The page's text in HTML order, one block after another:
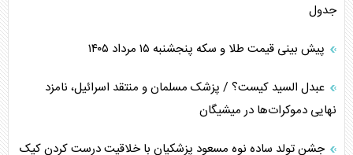
جدول
پیش بینی قیمت طلا و سکه پنجشنبه ۱۵ مرداد ۱۴۰۵
عبدل السید کیست؟ / پزشک مسلمان و منتقد اسرائیل، نامزد
نهایی دموکرات‌ها در میشیگان
جشن تولد ساده نوه مسعود پزشکیان با خلاقیت درست کردن کیک